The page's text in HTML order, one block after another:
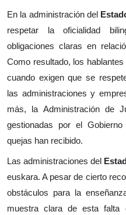
En la administración del
respetar la oficialidad
obligaciones claras en
Como resultado, los
cuando exigen que se
las administraciones y
más, la Administración de
gestionadas por el
quejas han recibido.
Las administraciones del
euskara. A pesar de cierto
obstáculos para la
muestra clara de esta falta